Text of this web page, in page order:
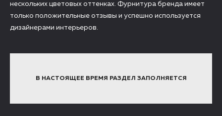
нескольких цветовых оттенках. Фурнитура бренда имеет
только положительные отзывы и успешно используется
дизайнерами интерьеров.
В НАСТОЯЩЕЕ ВРЕМЯ РАЗДЕЛ ЗАПОЛНЯЕТСЯ